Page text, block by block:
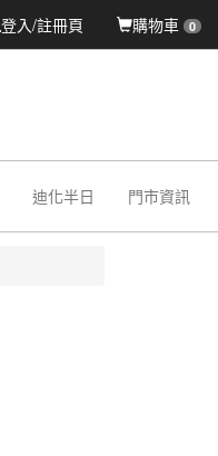
購物車 0
登入/註冊頁
迪化半日 門市資訊